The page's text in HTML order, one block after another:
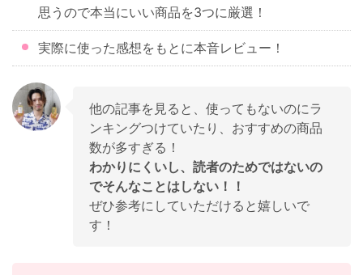
思うので本当にいい商品を3つに厳選！
実際に使った感想をもとに本音レビュー！
他の記事を見ると、使ってもないのにラ
ンキングつけていたり、おすすめの商品
数が多すぎる！
わかりにくいし、読者のためではないの
でそんなことはしない！！
ぜひ参考にしていただけると嬉しいで
す！